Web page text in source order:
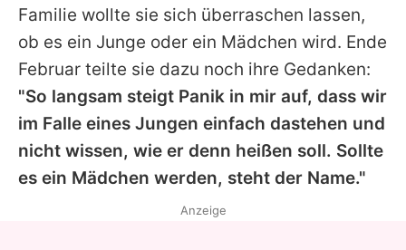
Familie wollte sie sich überraschen lassen,
ob es ein Junge oder ein Mädchen wird. Ende
Februar teilte sie dazu noch ihre Gedanken:
"So langsam steigt Panik in mir auf, dass wir
im Falle eines Jungen einfach dastehen und
nicht wissen, wie er denn heißen soll. Sollte
es ein Mädchen werden, steht der Name."
Anzeige